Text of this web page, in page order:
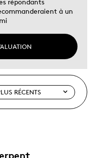
répondants
à un